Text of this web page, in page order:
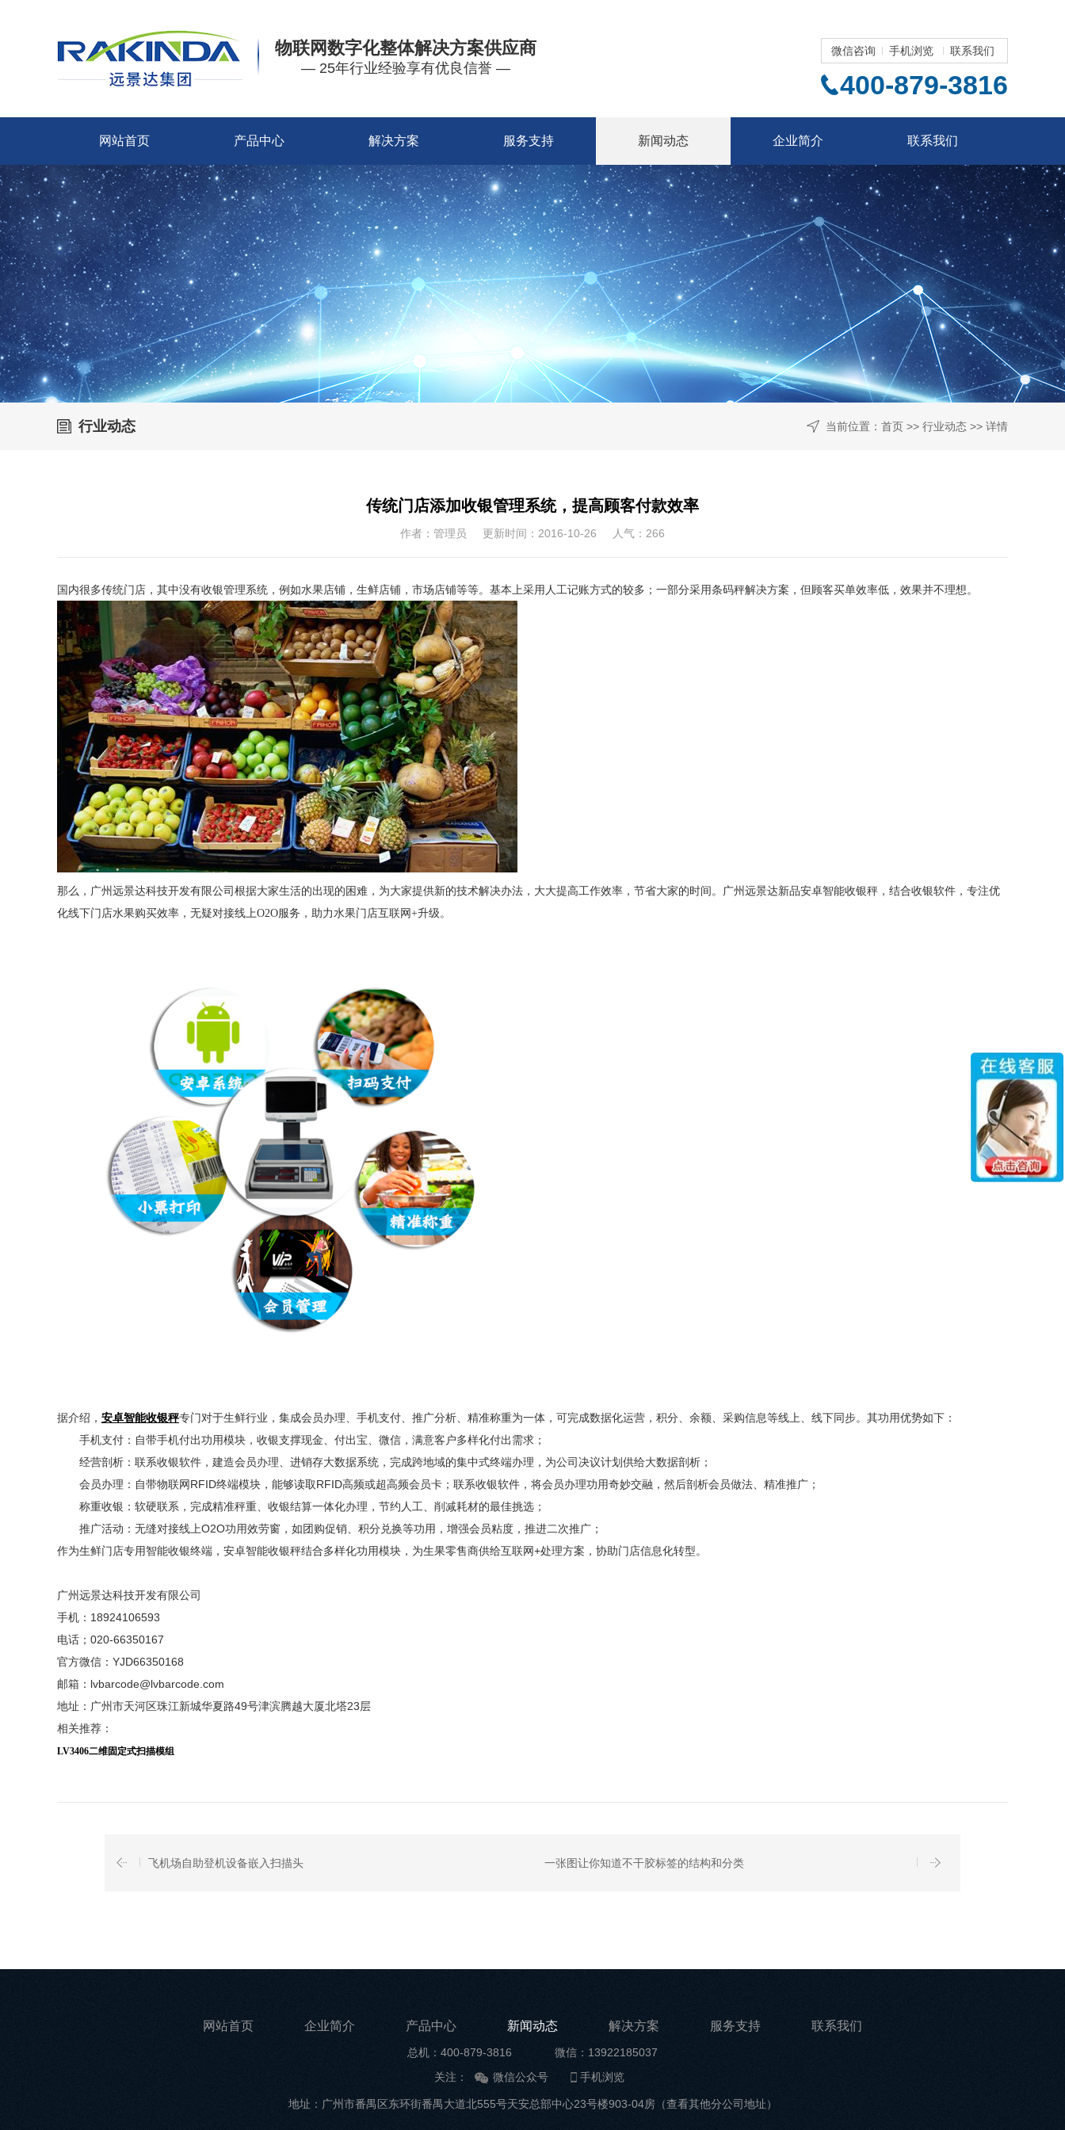
物联网数字化整体解决方案供应商
— 25年行业经验享有优良信誉 —
微信咨询 手机浏览 联系我们
400-879-3816
网站首页 产品中心 解决方案 服务支持 新闻动态 企业简介 联系我们
行业动态 当前位置： 首页 >> 行业动态 >> 详情
传统门店添加收银管理系统，提高顾客付款效率
作者：管理员 更新时间：2016-10-26 人气： 266
国内很多传统门店，其中没有收银管理系统，例如水果店铺，生鲜店铺，市场店铺等等。基本上采用人工记账方式的较多；一部分采用条码秤解决方案，但顾客买单效率低，效果并不理想。
那么，广州 远景达科技开发有限公司根据大家生活的出现的困难，为大家提供新的技术解决办法，大大提高工作效率，节省大家的时间。广州远景达新品安卓智能收银秤，结合收银软件，专注优
化线下门店水果购买效率，无疑对接线上O2O服务，助力水果门店互联网+升级。
据介绍， 安卓智能收银秤专门对于生鲜行业，集成会员办理、手机支付、推广分析、精准称重为一体，可完成数据化运营，积分、余额、采购信息等线上、线下同步。其功用优势如下：
手机支付：自带手机付出功用模块，收银支撑现金、付出宝、微信，满意客户多样化付出需求；
经营剖析：联系收银软件，建造会员办理、进销存大数据系统，完成跨地域的集中式终端办理，为公司决议计划供给大数据剖析；
会员办理：自带物联网RFID终端模块，能够读取RFID高频或超高频会员卡；联系收银软件，将会员办理功用奇妙交融，然后剖析会员做法、精准推广；
称重收银：软硬联系，完成精准秤重、收银结算一体化办理，节约人工、削减耗材的最佳挑选；
推广活动：无缝对接线上O2O功用效劳窗，如团购促销、积分兑换等功用，增强会员粘度，推进二次推广；
作为生鲜门店专用智能收银终端，安卓智能收银秤结合多样化功用模块，为生果零售商供给互联网+处理方案，协助门店信息化转型。
广州远景达科技开发有限公司
手机：18924106593
电话；020-66350167
官方微信：YJD66350168
邮箱：lvbarcode@lvbarcode.com
地址：广州市天河区珠江新城华夏路49号津滨腾越大厦北塔23层
相关推荐：
LV3406二维固定式扫描模组
飞机场自助登机设备嵌入扫描头 一张图让你知道不干胶标签的结构和分类
网站首页 企业简介 产品中心 新闻动态 解决方案 服务支持 联系我们
总机：400-879-3816
微信：13922185037
关注：
微信公众号 手机浏览
地址：广州市番禺区东环街番禺大道北555号天安总部中心23号楼903-04房（查看其他分公司地址）